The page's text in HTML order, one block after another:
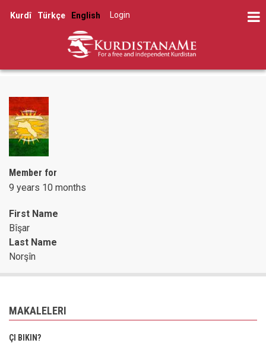
Kurdî Türkçe English
account
menu
Log in
Member for
9 years 10 months
First Name
Bîşar
Last Name
Norşîn
MAKALELERI
ÇI BIKIN?